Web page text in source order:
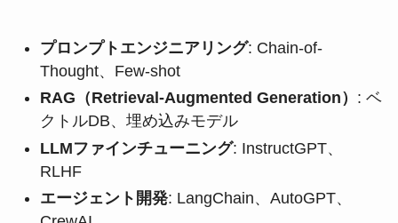
プロンプトエンジニアリング: Chain-of-
Thought、Few-shot
RAG（Retrieval-Augmented Generation） : ベ
クトルDB、埋め込みモデル
LLMファインチューニング: InstructGPT、
RLHF
エージェント開発: LangChain、AutoGPT、